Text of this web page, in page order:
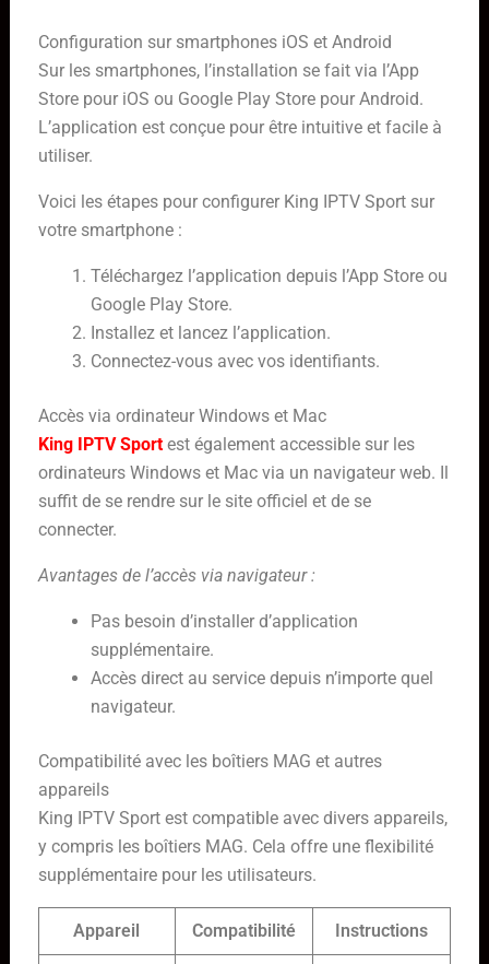
Configuration sur smartphones iOS et Android
Sur les smartphones, l’installation se fait via l’App
Store pour iOS ou Google Play Store pour Android.
L’application est conçue pour être intuitive et facile à
utiliser.
Voici les étapes pour configurer King IPTV Sport sur
votre smartphone :
Téléchargez l’application depuis l’App Store ou
Google Play Store.
Installez et lancez l’application.
Connectez-vous avec vos identifiants.
Accès via ordinateur Windows et Mac
King IPTV Sportest également accessible sur les
ordinateurs Windows et Mac via un navigateur web. Il
suffit de se rendre sur le site officiel et de se
connecter.
Avantages de l’accès via navigateur :
Pas besoin d’installer d’application
supplémentaire.
Accès direct au service depuis n’importe quel
navigateur.
Compatibilité avec les boîtiers MAG et autres
appareils
King IPTV Sport est compatible avec divers appareils,
y compris les boîtiers MAG. Cela offre une flexibilité
supplémentaire pour les utilisateurs.
Appareil Compatibilité Instructions